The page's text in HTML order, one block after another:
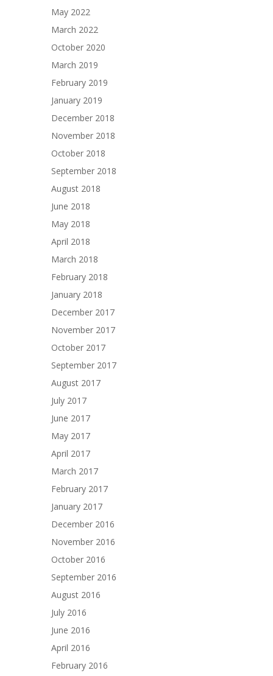
May 2022
March 2022
October 2020
March 2019
February 2019
January 2019
December 2018
November 2018
October 2018
September 2018
August 2018
June 2018
May 2018
April 2018
March 2018
February 2018
January 2018
December 2017
November 2017
October 2017
September 2017
August 2017
July 2017
June 2017
May 2017
April 2017
March 2017
February 2017
January 2017
December 2016
November 2016
October 2016
September 2016
August 2016
July 2016
June 2016
April 2016
February 2016